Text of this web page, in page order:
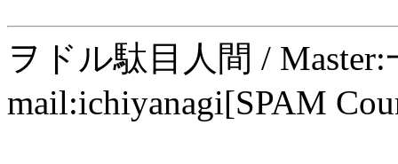
ヲドル駄目人間 /
mail:ichiyanagi[SPAM